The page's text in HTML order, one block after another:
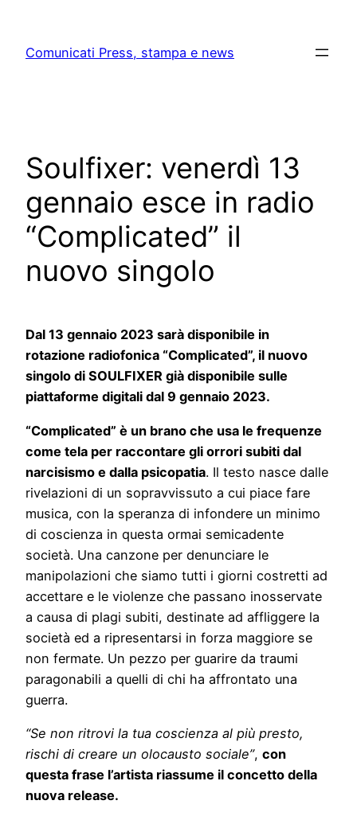
content
Comunicati Press, stampa e news
Soulfixer: venerdì 13
gennaio esce in radio
“Complicated” il
nuovo singolo
Dal 13 gennaio 2023 sarà disponibile in
rotazione radiofonica “Complicated”, il nuovo
singolo di SOULFIXER già disponibile sulle
piattaforme digitali dal 9 gennaio 2023.
“Complicated” è un brano che usa le frequenze
come tela per raccontare gli orrori subiti dal
narcisismo e dalla psicopatia. Il testo nasce dalle
rivelazioni di un sopravvissuto a cui piace fare
musica, con la speranza di infondere un minimo
di coscienza in questa ormai semicadente
società. Una canzone per denunciare le
manipolazioni che siamo tutti i giorni costretti ad
accettare e le violenze che passano inosservate
a causa di plagi subiti, destinate ad affliggere la
società ed a ripresentarsi in forza maggiore se
non fermate. Un pezzo per guarire da traumi
paragonabili a quelli di chi ha affrontato una
guerra.
“Se non ritrovi la tua coscienza al più presto,
rischi di creare un olocausto sociale”, con
questa frase l’artista riassume il concetto della
nuova release.